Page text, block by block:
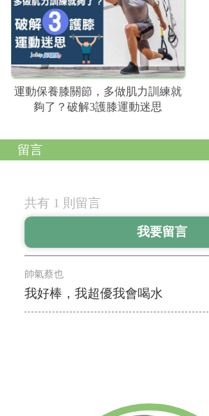
運動保養膝關節，多做肌力訓練就
夠了？破解3護膝運動迷思
留言
共有 1 則留言
帥氣蔡也
我好棒，我超優我會喝水